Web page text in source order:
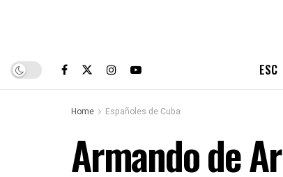
ESC
Home Españoles de Cuba
Armando de